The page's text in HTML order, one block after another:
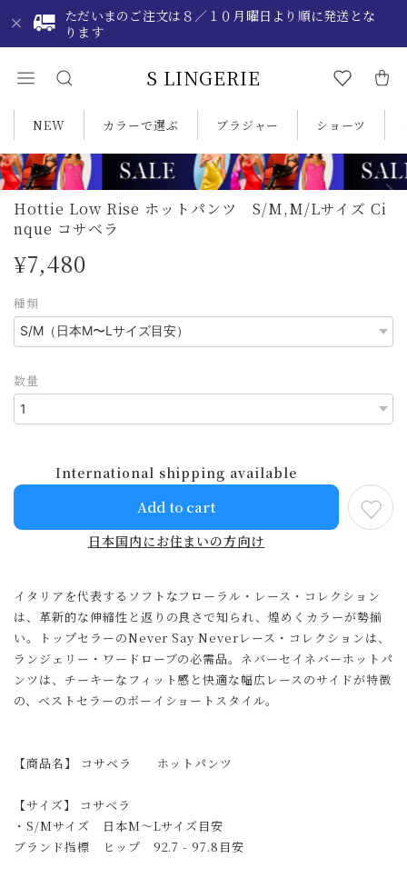
ただいまのご注文は８／１０月曜日より順に発送とな
ります
S LINGERIE
NEW カラーで選ぶ ブラジャー ショーツ
Hottie Low Rise ホットパンツ S/M,M/Lサイズ Ci
nque コサベラ
¥7,480
種類
数量
International shipping available
Add to cart
日本国内にお住まいの方向け
イタリアを代表するソフトなフローラル・レース・コレクション
は、革新的な伸縮性と返りの良さで知られ、煌めくカラーが勢揃
い。トップセラーのNever Say Neverレース・コレクションは、
ランジェリー・ワードローブの必需品。ネバーセイネバーホットパ
ンツは、チーキーなフィット感と快適な幅広レースのサイドが特徴
の、ベストセラーのボーイショートスタイル。
【商品名】 コサベラ ホットパンツ
【サイズ】 コサベラ
・S/Mサイズ 日本M〜Lサイズ目安
ブランド指標 ヒップ 92.7 - 97.8目安